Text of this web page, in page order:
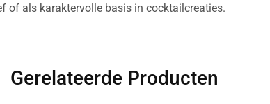
of als karaktervolle basis in cocktailcreaties.
Gerelateerde Producten